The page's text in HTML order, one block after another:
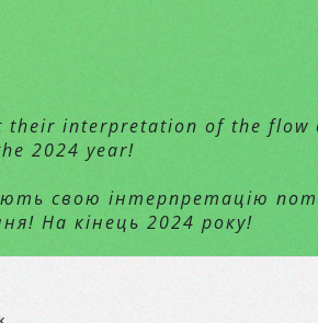
their interpretation of the flow
2024 year!
свою інтерпретацію
На кінець 2024 року!